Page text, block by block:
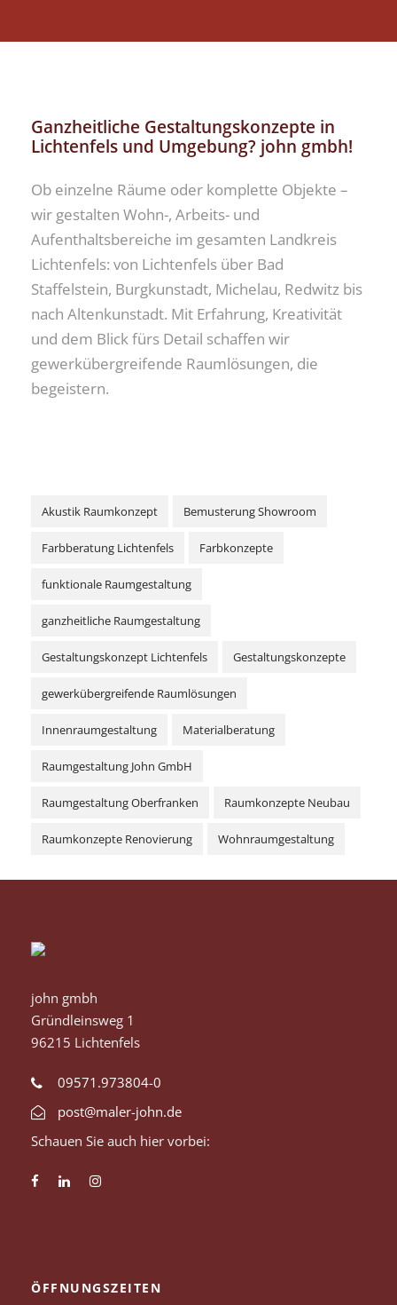
Ganzheitliche Gestaltungskonzepte in
Lichtenfels und Umgebung? john gmbh!
Ob einzelne Räume oder komplette Objekte –
wir gestalten Wohn-, Arbeits- und
Aufenthaltsbereiche im gesamten Landkreis
Lichtenfels: von Lichtenfels über Bad
Staffelstein, Burgkunstadt, Michelau, Redwitz bis
nach Altenkunstadt. Mit Erfahrung, Kreativität
und dem Blick fürs Detail schaffen wir
gewerkübergreifende Raumlösungen, die
begeistern.
Akustik Raumkonzept Bemusterung Showroom
Farbberatung Lichtenfels Farbkonzepte
funktionale Raumgestaltung
ganzheitliche Raumgestaltung
Gestaltungskonzept Lichtenfels Gestaltungskonzepte
gewerkübergreifende Raumlösungen
Innenraumgestaltung Materialberatung
Raumgestaltung John GmbH
Raumgestaltung Oberfranken Raumkonzepte Neubau
Raumkonzepte Renovierung Wohnraumgestaltung
john gmbh
Gründleinsweg 1
96215 Lichtenfels
09571.973804-0
post@maler-john.de
Schauen Sie auch hier vorbei:
ÖFFNUNGSZEITEN